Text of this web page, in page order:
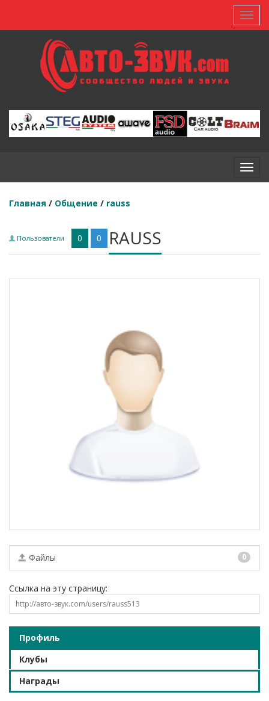
Главная / Общение / rauss
Пользователи 0 0 RAUSS
Файлы 0
Ссылка на эту страницу:
Профиль
Клубы
Награды